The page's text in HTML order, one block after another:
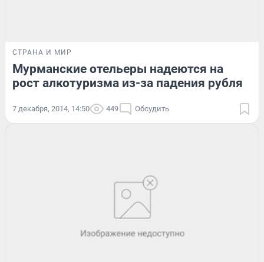
СТРАНА И МИР
Мурманские отельеры надеются на
рост алкотуризма из-за падения рубля
7 декабря, 2014, 14:50 449 Обсудить